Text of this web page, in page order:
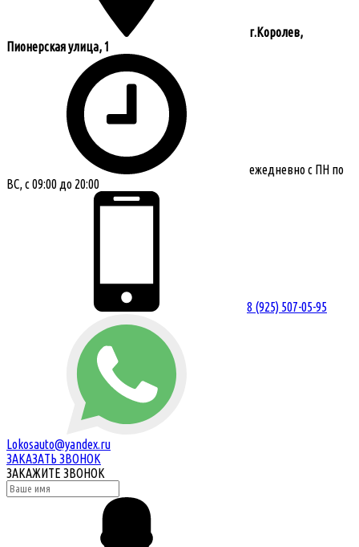
г.Королев,
Пионерская улица, 1
ежедневно с ПН по
ВС, с 09:00 до 20:00
8 (925) 507-05-95
Lokosauto@yandex.ru
ЗАКАЗАТЬ ЗВОНОК
ЗАКАЖИТЕ ЗВОНОК